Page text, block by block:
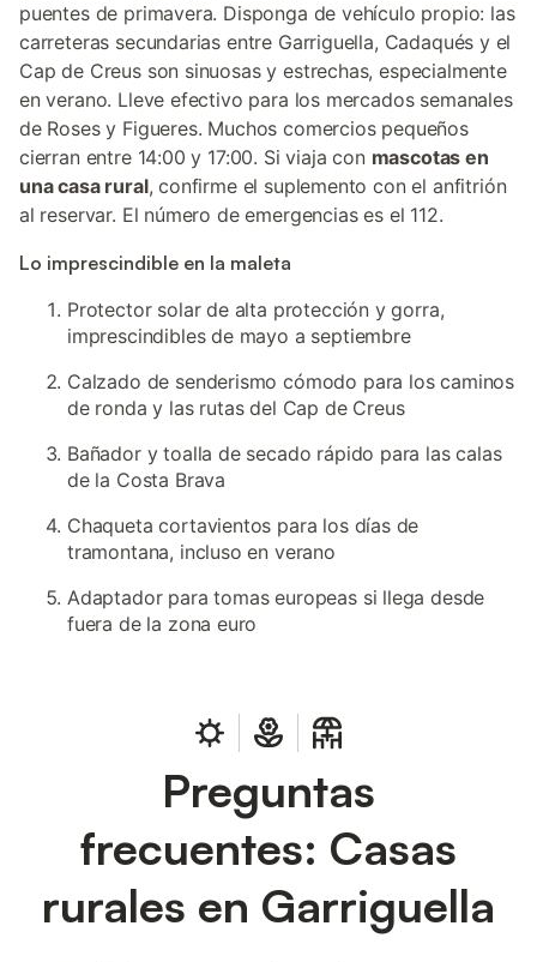
puentes de primavera. Disponga de vehículo propio: las
carreteras secundarias entre Garriguella, Cadaqués y el
Cap de Creus son sinuosas y estrechas, especialmente
en verano. Lleve efectivo para los mercados semanales
de Roses y Figueres. Muchos comercios pequeños
cierran entre 14:00 y 17:00. Si viaja con mascotas en
una casa rural, confirme el suplemento con el anfitrión
al reservar. El número de emergencias es el 112.
Lo imprescindible en la maleta
Protector solar de alta protección y gorra,
imprescindibles de mayo a septiembre
Calzado de senderismo cómodo para los caminos
de ronda y las rutas del Cap de Creus
Bañador y toalla de secado rápido para las calas
de la Costa Brava
Chaqueta cortavientos para los días de
tramontana, incluso en verano
Adaptador para tomas europeas si llega desde
fuera de la zona euro
Preguntas
frecuentes: Casas
rurales en Garriguella